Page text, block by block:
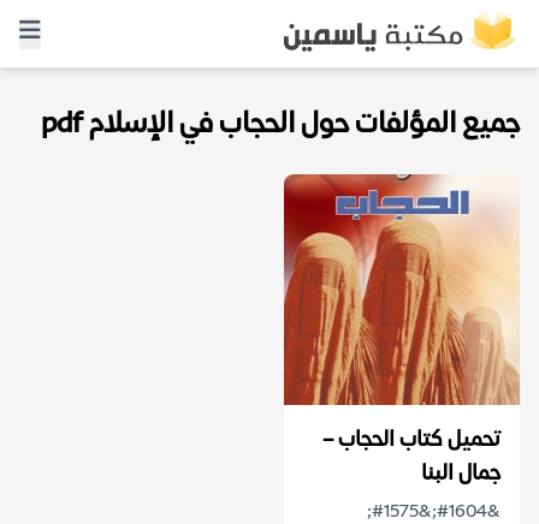
جميع المؤلفات حول الحجاب في الإسلام pdf
تحميل كتاب الحجاب –
جمال البنا
&#1604;&#1575;